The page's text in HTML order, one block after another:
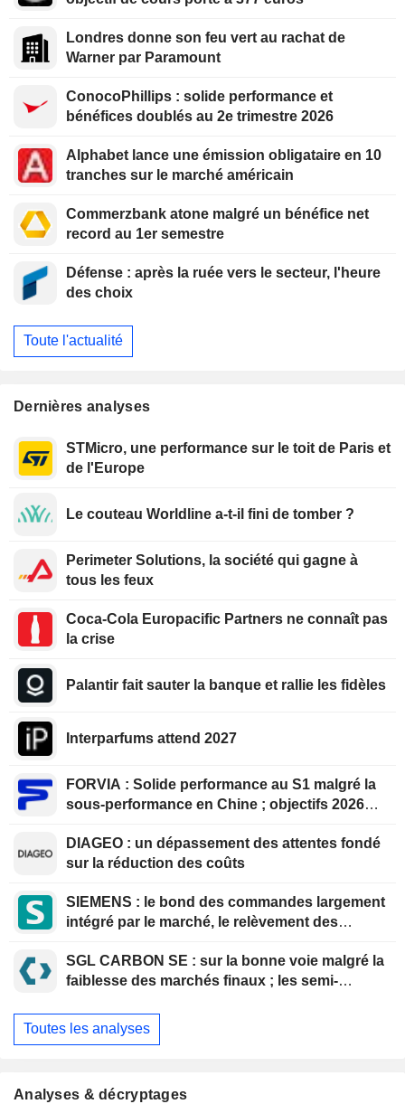
Londres donne son feu vert au rachat de
Warner par Paramount
ConocoPhillips : solide performance et
bénéfices doublés au 2e trimestre 2026
Alphabet lance une émission obligataire en 10
tranches sur le marché américain
Commerzbank atone malgré un bénéfice net
record au 1er semestre
Défense : après la ruée vers le secteur, l'heure
des choix
Toute l'actualité
Dernières analyses
STMicro, une performance sur le toit de Paris et
de l'Europe
Le couteau Worldline a-t-il fini de tomber ?
Perimeter Solutions, la société qui gagne à
tous les feux
Coca-Cola Europacific Partners ne connaît pas
la crise
Palantir fait sauter la banque et rallie les fidèles
Interparfums attend 2027
FORVIA : Solide performance au S1 malgré la
sous-performance en Chine ; objectifs 2026
DIAGEO : un dépassement des attentes fondé
sur la réduction des coûts
SIEMENS : le bond des commandes largement
intégré par le marché, le relèvement des
valorisations actuelles
SGL CARBON SE : sur la bonne voie malgré la
faiblesse des marchés finaux ; les semi-
croissance
Toutes les analyses
Analyses & décryptages